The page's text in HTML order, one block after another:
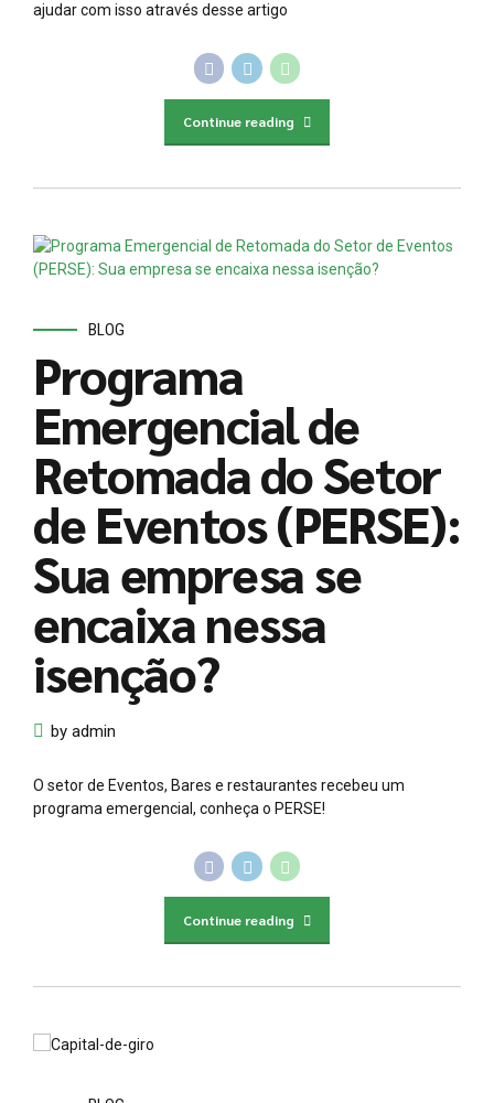
ajudar com isso através desse artigo
Continue reading
BLOG
Programa
Emergencial de
Retomada do Setor
de Eventos (PERSE):
Sua empresa se
encaixa nessa
isenção?
by admin
O setor de Eventos, Bares e restaurantes recebeu um
programa emergencial, conheça o PERSE!
Continue reading